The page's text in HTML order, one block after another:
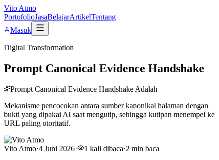
Vito Atmo
PortofolioJasaBelajarArtikelTentang
Masuk
Digital Transformation
Prompt Canonical Evidence Handshake
Prompt Canonical Evidence Handshake Adalah
Mekanisme pencocokan antara sumber kanonikal halaman dengan
bukti yang dipakai AI saat mengutip, sehingga kutipan menempel ke
URL paling otoritatif.
Vito Atmo·4 Juni 2026· 1 kali dibaca·2 min baca